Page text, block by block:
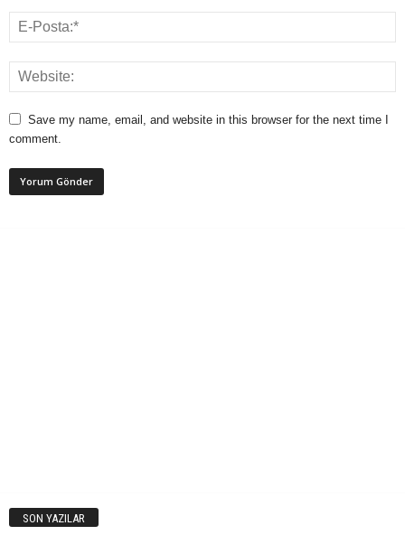
Save my name, email, and website in this browser for the next time I
comment.
SON YAZILAR